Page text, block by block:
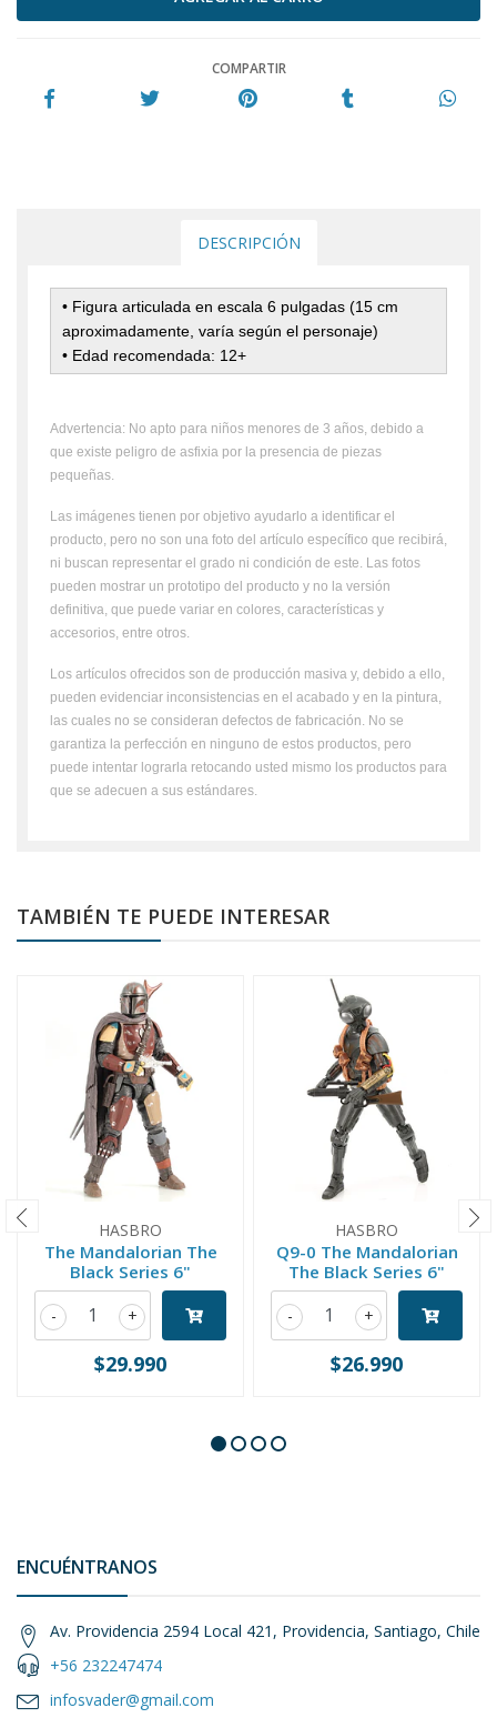
COMPARTIR
DESCRIPCIÓN
• Figura articulada en escala 6 pulgadas (15 cm
aproximadamente, varía según el personaje)
• Edad recomendada: 12+
Advertencia: No apto para niños menores de 3 años, debido a
que existe peligro de asfixia por la presencia de piezas
pequeñas.
Las imágenes tienen por objetivo ayudarlo a identificar el
producto, pero no son una foto del artículo específico que recibirá,
ni buscan representar el grado ni condición de este. Las fotos
pueden mostrar un prototipo del producto y no la versión
definitiva, que puede variar en colores, características y
accesorios, entre otros.
Los artículos ofrecidos son de producción masiva y, debido a ello,
pueden evidenciar inconsistencias en el acabado y en la pintura,
las cuales no se consideran defectos de fabricación. No se
garantiza la perfección en ninguno de estos productos, pero
puede intentar lograrla retocando usted mismo los productos para
que se adecuen a sus estándares.
TAMBIÉN TE PUEDE INTERESAR
HASBRO
The Mandalorian The
Black Series 6"
+
-
$29.990
HASBRO
Q9-0 The Mandalorian
The Black Series 6"
+
-
$26.990
ENCUÉNTRANOS
Av. Providencia 2594 Local 421, Providencia, Santiago, Chile
+56 232247474
infosvader@gmail.com